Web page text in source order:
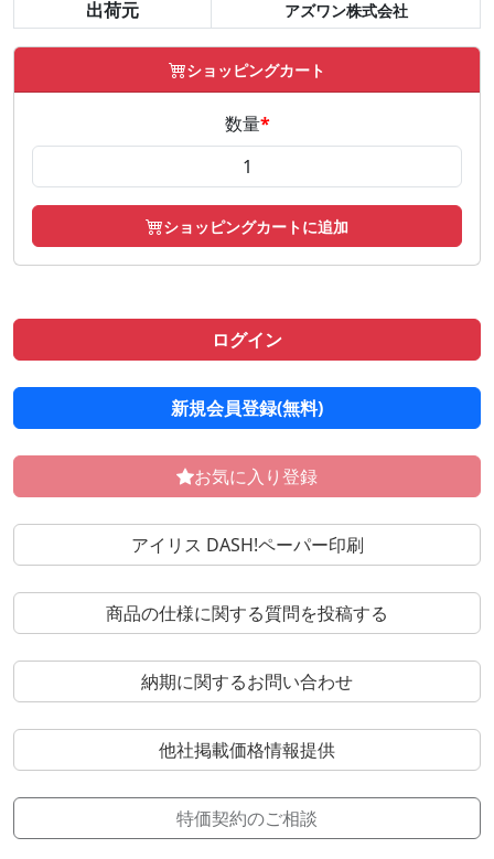
出荷元 アズワン株式会社
ショッピングカート
数量*
ショッピングカートに追加
ログイン
新規会員登録(無料)
お気に入り登録
アイリス DASH!ペーパー印刷
商品の仕様に関する質問を投稿する
納期に関するお問い合わせ
他社掲載価格情報提供
特価契約のご相談